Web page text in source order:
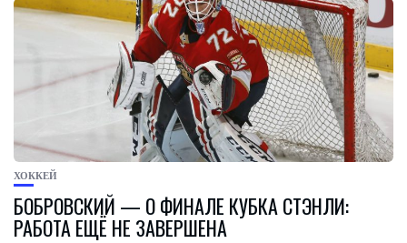
ХОККЕЙ
БОБРОВСКИЙ — О ФИНАЛЕ КУБКА СТЭНЛИ:
РАБОТА ЕЩЁ НЕ ЗАВЕРШЕНА